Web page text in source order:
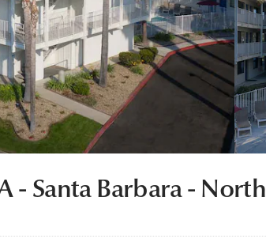
- Santa Barbara - North